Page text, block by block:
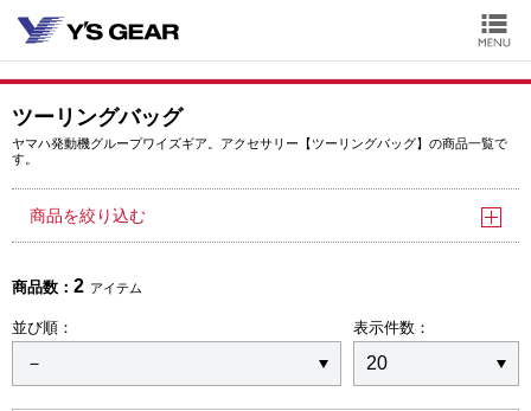
ツーリングバッグ
ヤマハ発動機グループワイズギア。アクセサリー【ツーリングバッグ】の商品一覧で
す。
商品を絞り込む
商品数： 2 アイテム
並び順： 表示件数：